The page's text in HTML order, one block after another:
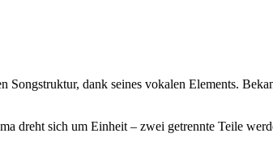
dank seines vokalen Elements.
dreht sich um Einheit – zwei getrennte Teile